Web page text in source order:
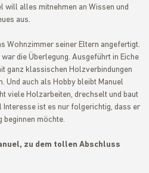
will alles mitnehmen an Wissen und
aus.
Wohnzimmer seiner Eltern angefertigt.
die Überlegung. Ausgeführt in Eiche
ganz klassischen Holzverbindungen
Und auch als Hobby bleibt Manuel
viele Holzarbeiten, drechselt und baut
Interesse ist es nur folgerichtig, dass er
beginnen möchte.
zu dem tollen Abschluss